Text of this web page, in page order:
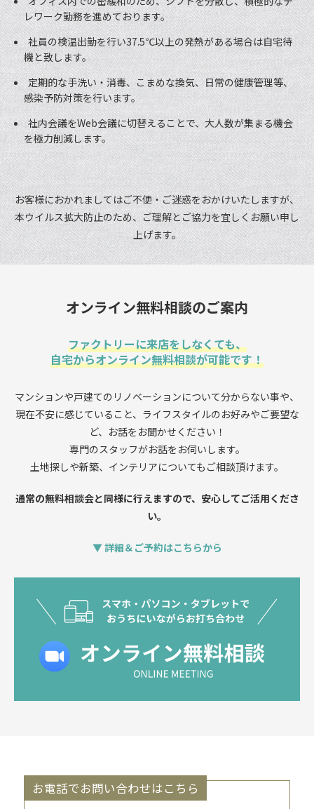
レワーク勤務を進めております。
社員の検温出勤を行い37.5℃以上の発熱がある場合は自宅待
機と致します。
定期的な手洗い・消毒、こまめな換気、日常の健康管理等、
感染予防対策を行います。
社内会議をWeb会議に切替えることで、大人数が集まる機会
を極力削減します。
お客様におかれましてはご不便・ご迷惑をおかけいたしますが、
本ウイルス拡大防止のため、ご理解とご協力を宜しくお願い申し
上げます。
オンライン無料相談のご案内
ファクトリーに来店をしなくても、
自宅からオンライン無料相談が可能です！
マンションや戸建てのリノベーションについて分からない事や、
現在不安に感じていること、 ライフスタイルのお好みやご要望な
ど、お話をお聞かせください！
専門のスタッフがお話をお伺いします。
土地探しや新築、インテリアについてもご相談頂けます。
通常の無料相談会と同様に行えますので、安心してご活用くださ
い。
▼ 詳細＆ご予約はこちらから
お電話でお問い合わせはこちら